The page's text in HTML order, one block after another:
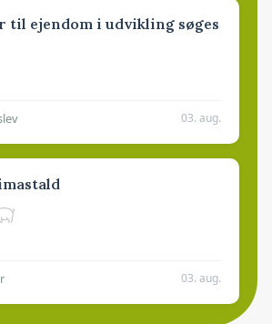
til ejendom i udvikling søges
03. aug.
03. aug.